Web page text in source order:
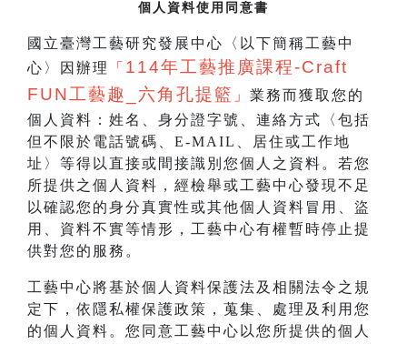
個人資料使用同意書
國立臺灣工藝研究發展中心〈以下簡稱工藝中
心〉因辦理
「 114年工藝推廣課程-Craft
FUN工藝趣_ 六角孔提籃 」 業務而獲取您的
個人資料：姓名、身分證字號、連絡方式〈包括
但不限於電話號碼、E-MAIL、居住或工作地
址〉等得以直接或間接識別您個人之資料。若您
所提供之個人資料，經檢舉或工藝中心發現不足
以確認您的身分真實性或其他個人資料冒用、盜
用、資料不實等情形，工藝中心有權暫時停止提
供對您的服務。
工藝中心將基於個人資料保護法及相關法令之規
定下，依隱私權保護政策，蒐集、處理及利用您
的個人資料。您同意工藝中心以您所提供的個人